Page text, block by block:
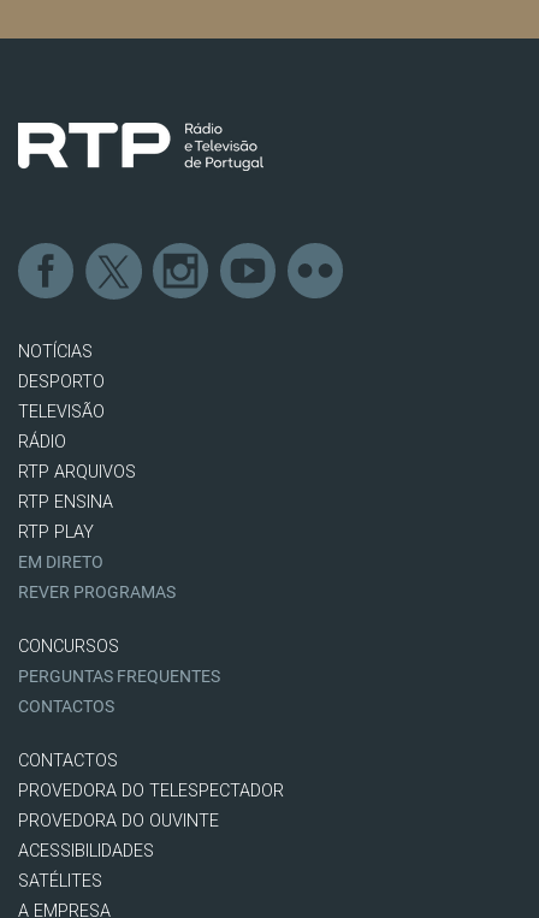
NOTÍCIAS
DESPORTO
TELEVISÃO
RÁDIO
RTP ARQUIVOS
RTP ENSINA
RTP PLAY
EM DIRETO
REVER PROGRAMAS
CONCURSOS
PERGUNTAS FREQUENTES
CONTACTOS
CONTACTOS
PROVEDORA DO TELESPECTADOR
PROVEDORA DO OUVINTE
ACESSIBILIDADES
SATÉLITES
A EMPRESA